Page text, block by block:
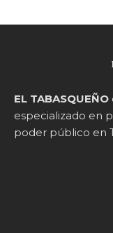
EL TABASQUEÑO
especializado en
poder público en